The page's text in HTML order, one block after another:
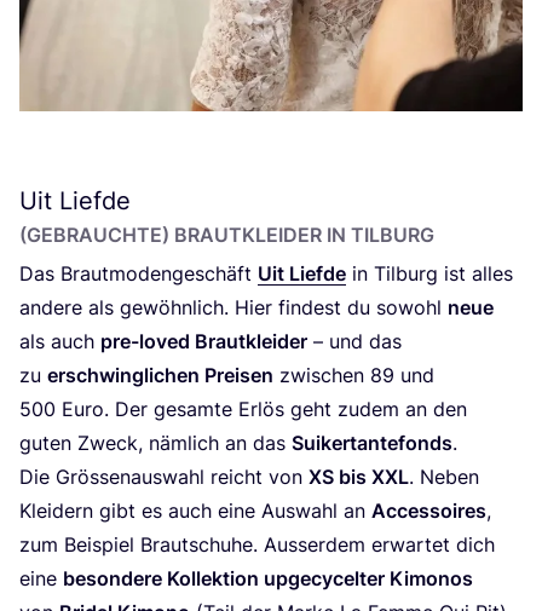
Uit Liefde
(GEBRAUCH­TE) BRAUT­KLEI­DER IN TILBURG
Das Braut­mo­den­ge­schäft Uit Lief­de in Til­burg ist alles
ande­re als gewöhn­lich. Hier fin­dest du sowohl neue
als auch pre-loved Braut­klei­der – und das
zu erschwing­li­chen Prei­sen zwi­schen 89 und
500 Euro. Der gesam­te Erlös geht zudem an den
guten Zweck, näm­lich an das Sui­ker­tan­te­fonds.
Die Grös­sen­aus­wahl reicht von XS bis XXL. Neben
Klei­dern gibt es auch eine Aus­wahl an Acces­soires,
zum Bei­spiel Braut­schu­he. Aus­ser­dem erwar­tet dich
eine beson­de­re Kol­lek­ti­on upge­cy­cel­ter Kimo­nos